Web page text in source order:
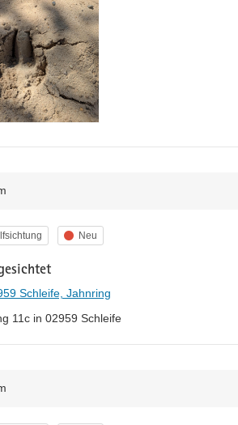
Status
Neu
Schleife, Jahnring
11c in 02959 Schleife